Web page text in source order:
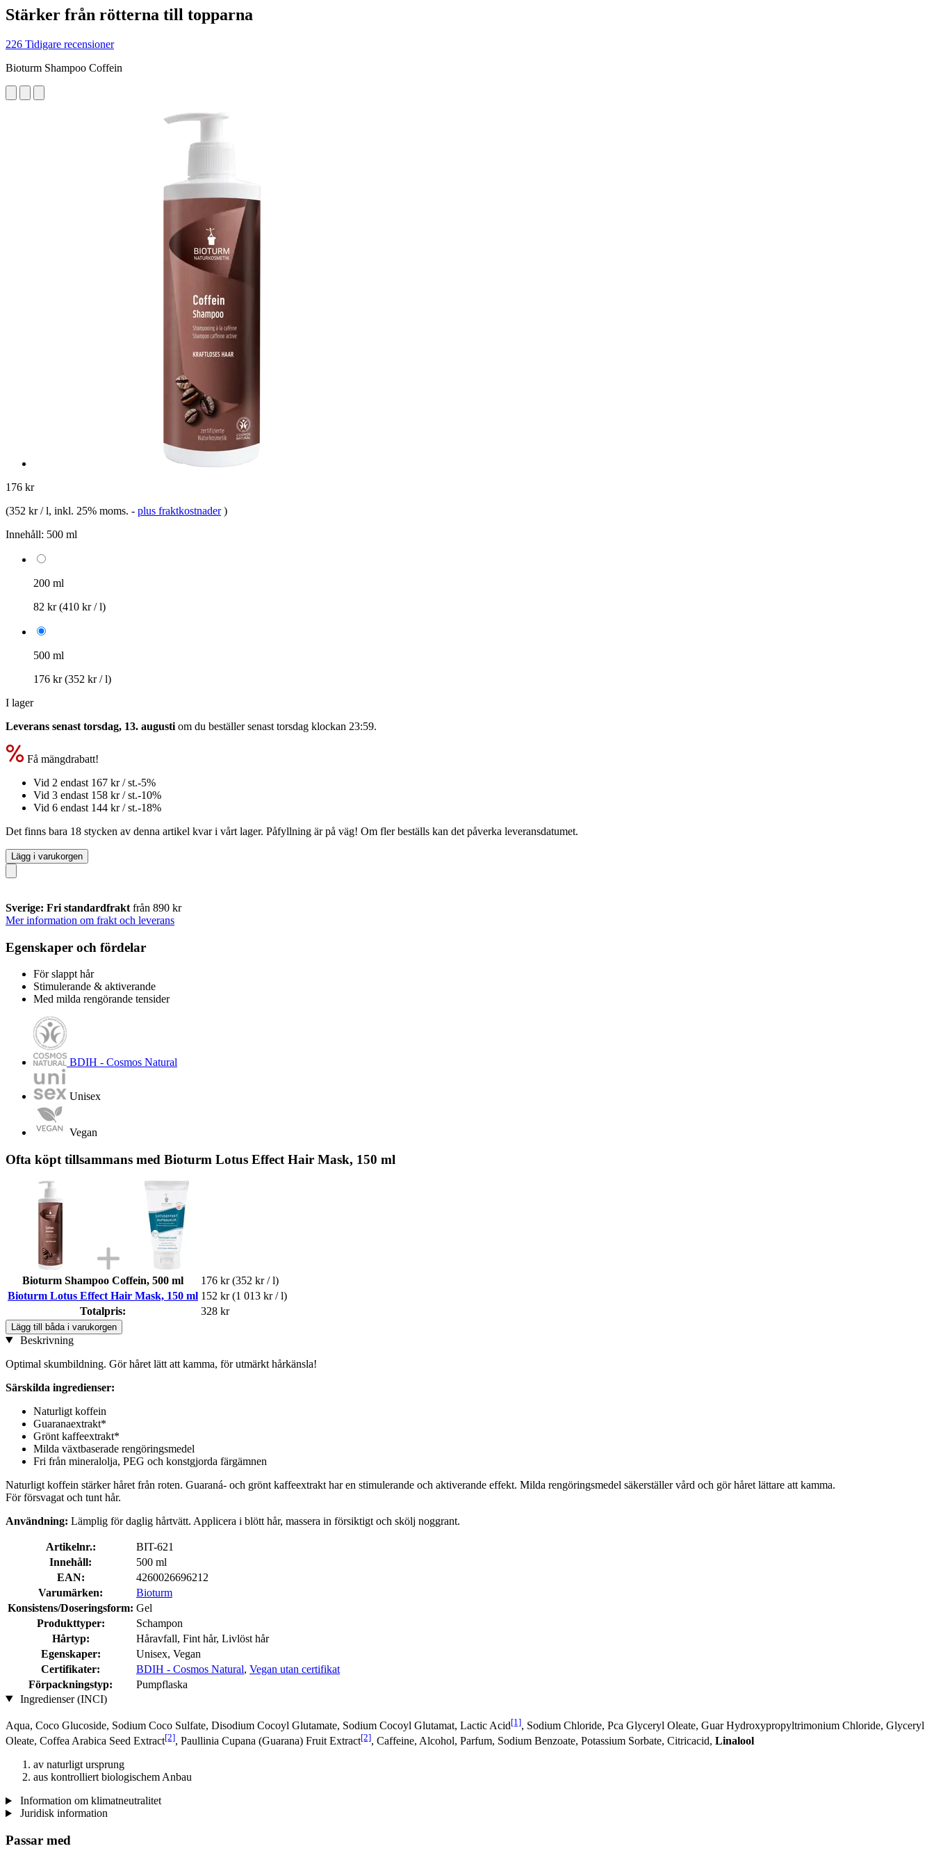
Stärker från rötterna till topparna
226 Tidigare recensioner
Bioturm Shampoo Coffein
176 kr
(352 kr / l, inkl. 25% moms. - plus fraktkostnader )
Innehåll: 500 ml
200 ml
82 kr(410 kr / l)
500 ml
176 kr(352 kr / l)
I lager
Leverans senast torsdag, 13. augusti om du beställer senast torsdag klockan 23:59.
Få mängdrabatt!
Vid 2 endast 167 kr/ st.-5%
Vid 3 endast 158 kr/ st.-10%
Vid 6 endast 144 kr/ st.-18%
Det finns bara 18 stycken av denna artikel kvar i vårt lager. Påfyllning är på väg! Om fler beställs kan det påverka leveransdatumet.
Lägg i varukorgen
Sverige: Fri standardfrakt från 890 kr
Mer information om frakt och leverans
Egenskaper och fördelar
För slappt hår
Stimulerande & aktiverande
Med milda rengörande tensider
BDIH - Cosmos Natural
Unisex
Vegan
Ofta köpt tillsammans med Bioturm Lotus Effect Hair Mask, 150 ml
Bioturm Shampoo Coffein, 500 ml 176 kr (352 kr / l)
Bioturm Lotus Effect Hair Mask, 150 ml 152 kr (1 013 kr / l)
Totalpris:
328 kr
Lägg till båda i varukorgen
Beskrivning
Optimal skumbildning. Gör håret lätt att kamma, för utmärkt hårkänsla!
Särskilda ingredienser:
Naturligt koffein
Guaranaextrakt*
Grönt kaffeextrakt*
Milda växtbaserade rengöringsmedel
Fri från mineralolja, PEG och konstgjorda färgämnen
Naturligt koffein stärker håret från roten. Guaraná- och grönt kaffeextrakt har en stimulerande och aktiverande effekt. Milda rengöringsmedel säkerställer vård och gör håret lättare att kamma.
För försvagat och tunt hår.
Användning: Lämplig för daglig hårtvätt. Applicera i blött hår, massera in försiktigt och skölj noggrant.
Artikelnr.:
BIT-621
Innehåll:
500 ml
EAN:
4260026696212
Varumärken:
Bioturm
Konsistens/Doseringsform: Gel
Produkttyper:
Schampon
Hårtyp:
Håravfall, Fint hår, Livlöst hår
Egenskaper:
Unisex, Vegan
Certifikater:
BDIH - Cosmos Natural, Vegan utan certifikat
Förpackningstyp:
Pumpflaska
Ingredienser (INCI)
Aqua, Coco Glucoside, Sodium Coco­ Sulfate, Disodium Cocoyl Glutamate, Sodium Cocoyl Glutamat, Lactic Acid[1], Sodium Chloride, Pca Glyceryl Oleate, Guar Hydroxypropyltrimonium Chloride, Glyceryl
Oleate, Coffea Arabica Seed Extract[2], Paullinia Cupana (Guarana) Fruit Extract[2], Caffeine, Alcohol, Parfum, Sodium Benzoate, Potassium Sorbate, Citricacid, Linalool
av naturligt ursprung
aus kontrolliert biologischem Anbau
Information om klimatneutralitet
Juridisk information
Passar med